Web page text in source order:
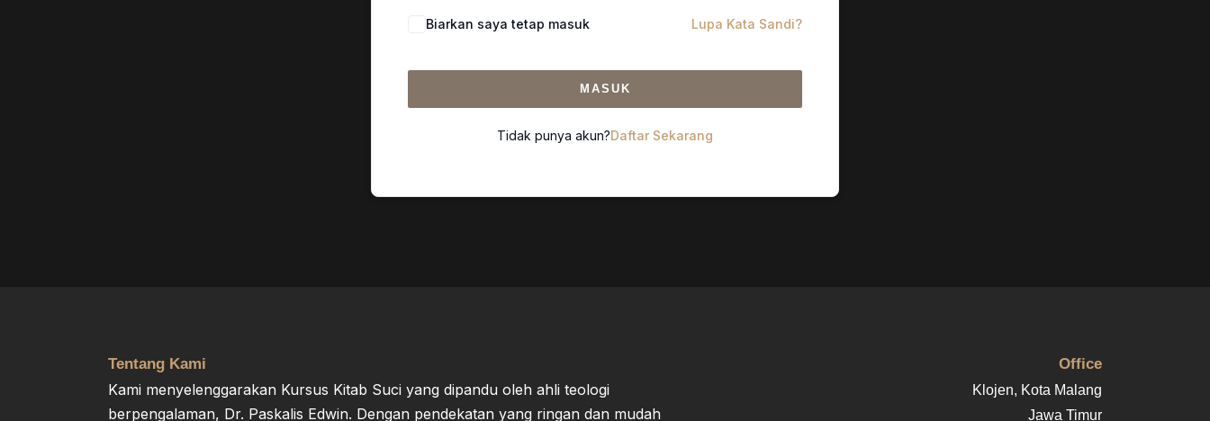
Biarkan saya tetap masuk Lupa Kata Sandi?
MASUK
Tidak punya akun?Daftar Sekarang
Tentang Kami
Kami menyelenggarakan Kursus Kitab Suci yang dipandu oleh ahli teologi
berpengalaman, Dr. Paskalis Edwin. Dengan pendekatan yang ringan dan mudah
Office
Klojen, Kota Malang
Jawa Timur